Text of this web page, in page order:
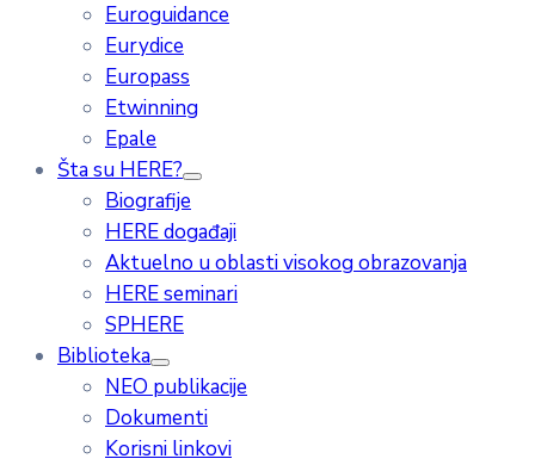
Euroguidance
Eurydice
Europass
Etwinning
Epale
Šta su HERE?
Biografije
HERE događaji
Aktuelno u oblasti visokog obrazovanja
HERE seminari
SPHERE
Biblioteka
NEO publikacije
Dokumenti
Korisni linkovi